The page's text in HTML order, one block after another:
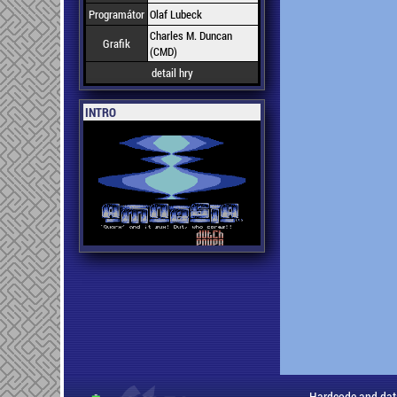
Programátor Olaf Lubeck
Grafik
Charles M. Duncan
(CMD)
detail hry
INTRO